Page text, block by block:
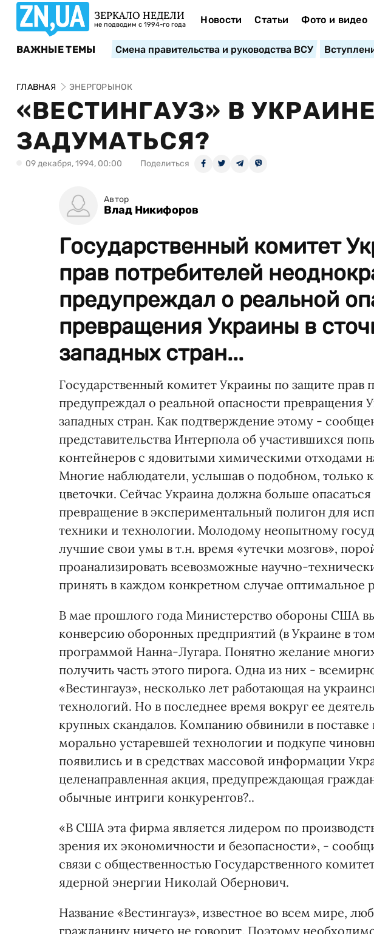
ЗЕРКАЛО НЕДЕЛИ
не подводим с 1994-го года Новости Статьи Фото и видео
ВАЖНЫЕ ТЕМЫ Смена правительства и руководства ВСУ
ГЛАВНАЯ ЭНЕРГОРЫНОК
«ВЕСТИНГАУЗ» В
ЗАДУМАТЬСЯ?
09 декабря, 1994, 00:00 Поделиться
Автор
Влад Никифоров
Государственный комитет
прав потребителей
предупреждал о реальной
превращения Украины в
западных стран...
Государственный комитет Украины по защите прав
предупреждал о реальной опасности превращения
западных стран. Как подтверждение этому -
представительства Интерпола об участившихся
контейнеров с ядовитыми химическими отходами
Многие наблюдатели, услышав о подобном, только
цветочки. Сейчас Украина должна больше
превращение в экспериментальный полигон для
техники и технологии. Молодому неопытному
лучшие свои умы в т.н. время «утечки мозгов»,
проанализировать всевозможные научно-
принять в каждом конкретном случае оптимальное
В мае прошлого года Министерство обороны США
конверсию оборонных предприятий (в Украине в
программой Нанна-Лугара. Понятно желание
получить часть этого пирога. Одна из них -
«Вестингауз», несколько лет работающая на
технологий. Но в последнее время вокруг ее
крупных скандалов. Компанию обвинили в поставке
морально устаревшей технологии и подкупе
появились и в средствах массовой информации
целенаправленная акция, предупреждающая
обычные интриги конкурентов?..
«В США эта фирма является лидером по
зрения их экономичности и безопасности», -
связи с общественностью Государственного
ядерной энергии Николай Обернович.
Название «Вестингауз», известное во всем мире,
гражданину ничего не говорит. Поэтому